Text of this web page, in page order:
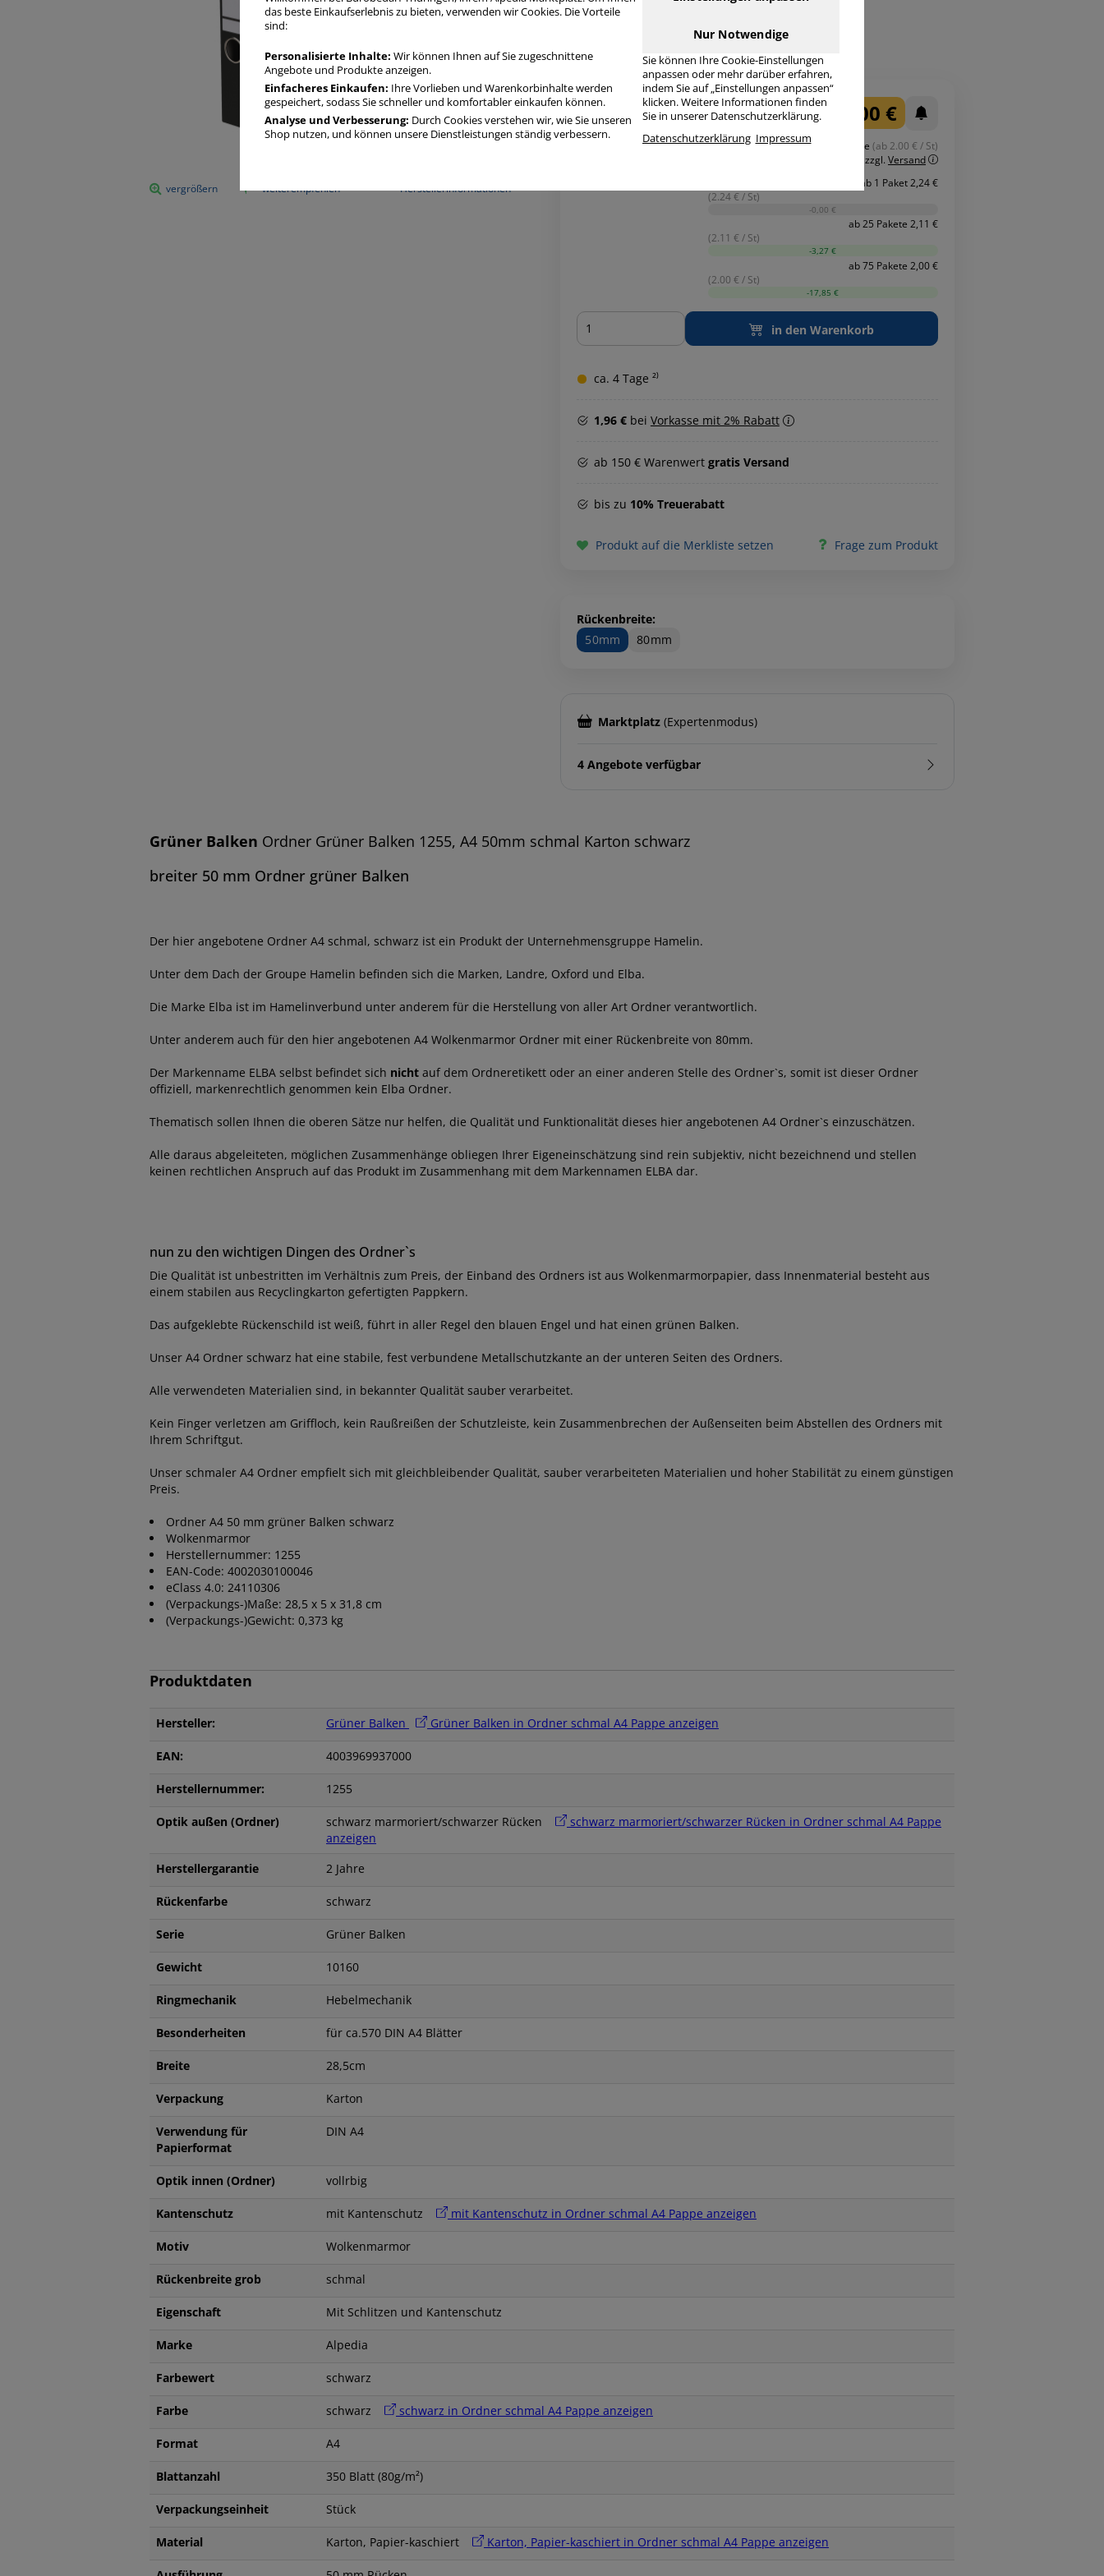
Herstellerinformationen
vergrößern weiterempfehlen
2,00 €
Staffelpreis ab 75 Pakete (ab 2.00 € / St)
zzgl. Versand
ab 1 Paket 2,24 €
(2.24 € / St)
-0,00 €
ab 25 Pakete 2,11 €
(2.11 € / St)
-3,27 €
ab 75 Pakete 2,00 €
(2.00 € / St)
-17,85 €
Menge
in den Warenkorb
ca. 4 Tage ²⁾
1,96 €bei Vorkasse mit 2% Rabatt
ab 150 € Warenwert gratis Versand
bis zu 10% Treuerabatt
Produkt auf die Merkliste setzen Frage zum Produkt
Rückenbreite:
50mm
80mm
Marktplatz(Expertenmodus)
4 Angebote verfügbar
Grüner Balken Ordner Grüner Balken 1255, A4 50mm schmal Karton schwarz
breiter 50 mm Ordner grüner Balken
Der hier angebotene Ordner A4 schmal, schwarz ist ein Produkt der Unternehmensgruppe Hamelin.
Unter dem Dach der Groupe Hamelin befinden sich die Marken, Landre, Oxford und Elba.
Die Marke Elba ist im Hamelinverbund unter anderem für die Herstellung von aller Art Ordner verantwortlich.
Unter anderem auch für den hier angebotenen A4 Wolkenmarmor Ordner mit einer Rückenbreite von 80mm.
Der Markenname ELBA selbst befindet sich nicht auf dem Ordneretikett oder an einer anderen Stelle des Ordner`s, somit ist dieser Ordner
offiziell, markenrechtlich genommen kein Elba Ordner.
Thematisch sollen Ihnen die oberen Sätze nur helfen, die Qualität und Funktionalität dieses hier angebotenen A4 Ordner`s einzuschätzen.
Alle daraus abgeleiteten, möglichen Zusammenhänge obliegen Ihrer Eigeneinschätzung sind rein subjektiv, nicht bezeichnend und stellen
keinen rechtlichen Anspruch auf das Produkt im Zusammenhang mit dem Markennamen ELBA dar.
nun zu den wichtigen Dingen des Ordner`s
Die Qualität ist unbestritten im Verhältnis zum Preis, der Einband des Ordners ist aus Wolkenmarmorpapier, dass Innenmaterial besteht aus
einem stabilen aus Recyclingkarton gefertigten Pappkern.
Das aufgeklebte Rückenschild ist weiß, führt in aller Regel den blauen Engel und hat einen grünen Balken.
Unser A4 Ordner schwarz hat eine stabile, fest verbundene Metallschutzkante an der unteren Seiten des Ordners.
Alle verwendeten Materialien sind, in bekannter Qualität sauber verarbeitet.
Kein Finger verletzen am Griffloch, kein Raußreißen der Schutzleiste, kein Zusammenbrechen der Außenseiten beim Abstellen des Ordners mit
Ihrem Schriftgut.
Unser schmaler A4 Ordner empfielt sich mit gleichbleibender Qualität, sauber verarbeiteten Materialien und hoher Stabilität zu einem günstigen
Preis.
Ordner A4 50 mm grüner Balken schwarz
Wolkenmarmor
Herstellernummer: 1255
EAN-Code: 4002030100046
eClass 4.0: 24110306
(Verpackungs-)Maße: 28,5 x 5 x 31,8 cm
(Verpackungs-)Gewicht: 0,373 kg
Produktdaten
Hersteller: Grüner Balken Grüner Balken in Ordner schmal A4 Pappe anzeigen
EAN: 4003969937000
Herstellernummer: 1255
Optik außen (Ordner) schwarz marmoriert/schwarzer Rücken
schwarz marmoriert/schwarzer Rücken in Ordner schmal A4 Pappe
anzeigen
Herstellergarantie
2 Jahre
Rückenfarbe schwarz
Serie Grüner Balken
Gewicht 10160
Ringmechanik Hebelmechanik
Besonderheiten für ca.570 DIN A4 Blätter
Breite 28,5cm
Verpackung Karton
Verwendung für
Papierformat
DIN A4
Optik innen (Ordner) vollrbig
Kantenschutz mit Kantenschutz mit Kantenschutz in Ordner schmal A4 Pappe anzeigen
Motiv Wolkenmarmor
Rückenbreite grob schmal
Eigenschaft Mit Schlitzen und Kantenschutz
Marke Alpedia
Farbewert schwarz
Farbe schwarz schwarz in Ordner schmal A4 Pappe anzeigen
Format A4
Blattanzahl 350 Blatt (80g/m²)
Verpackungseinheit Stück
Material Karton, Papier-kaschiert Karton, Papier-kaschiert in Ordner schmal A4 Pappe anzeigen
das beste Einkaufserlebnis zu bieten, verwenden wir Cookies. Die Vorteile
sind:
Personalisierte Inhalte: Wir können Ihnen auf Sie zugeschnittene
Angebote und Produkte anzeigen.
Einfacheres Einkaufen: Ihre Vorlieben und Warenkorbinhalte werden
gespeichert, sodass Sie schneller und komfortabler einkaufen können.
Analyse und Verbesserung: Durch Cookies verstehen wir, wie Sie unseren
Shop nutzen, und können unsere Dienstleistungen ständig verbessern.
Nur Notwendige
Sie können Ihre Cookie-Einstellungen
anpassen oder mehr darüber erfahren,
indem Sie auf „Einstellungen anpassen“
klicken. Weitere Informationen finden
Sie in unserer Datenschutzerklärung.
Datenschutzerklärung Impressum